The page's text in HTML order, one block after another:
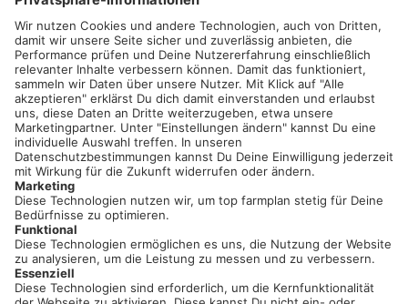
02501 801 44 84
service@topfarmplan.de
Sei immer auf dem Laufenden!
Neue Features, spannende Tipps und hilfreiche Anleitungen!
Registriere dich kostenlos!